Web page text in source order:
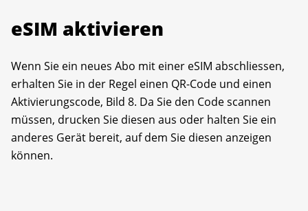
eSIM aktivieren
Wenn Sie ein neues Abo mit einer eSIM abschliessen,
erhalten Sie in der Regel einen QR-Code und einen
Aktivierungscode, Bild 8. Da Sie den Code scannen
müssen, drucken Sie diesen aus oder halten Sie ein
anderes Gerät bereit, auf dem Sie diesen anzeigen
können.